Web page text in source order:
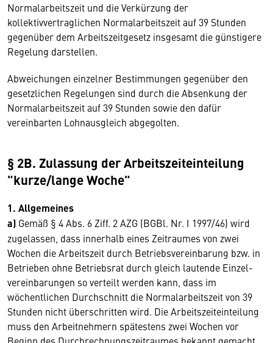
Normalarbeitszeit und die Verkürzung der
kollektivvertraglichen Normalarbeitszeit auf 39 Stunden
gegenüber dem Arbeitszeitgesetz insgesamt die günstigere
Regelung darstellen.
Abweichungen einzelner Bestimmungen gegenüber den
gesetzlichen Regelungen sind durch die Absenkung der
Normalarbeitszeit auf 39 Stunden sowie den dafür
vereinbarten Lohnausgleich abgegolten.
§ 2B. Zulassung der Arbeitszeiteinteilung
"kurze/lange Woche"
1. Allgemeines
a) Gemäß § 4 Abs. 6 Ziff. 2 AZG (BGBl. Nr. I 1997/46) wird
zugelassen, dass innerhalb eines Zeitraumes von zwei
Wochen die Arbeitszeit durch Betriebsvereinbarung bzw. in
Betrieben ohne Betriebsrat durch gleich lautende Einzel­
vereinbarungen so verteilt werden kann, dass im
wöchentlichen Durchschnitt die Normal­arbeits­zeit von 39
Stunden nicht überschritten wird. Die Arbeitszeiteinteilung
muss den Arbeitnehmern spätestens zwei Wochen vor